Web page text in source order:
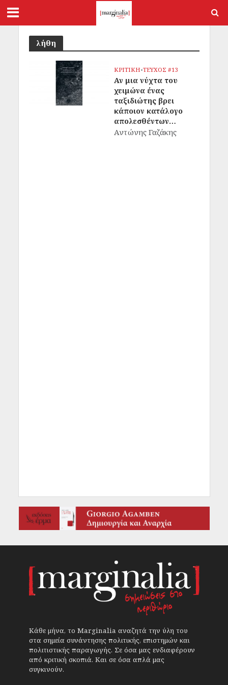
λήθη
ΚΡΙΤΙΚΗ•ΤΕΥΧΟΣ #13
Αν μια νύχτα του
χειμώνα ένας
ταξιδιώτης βρει
κάποιον κατάλογο
απολεσθέντων…
Αντώνης Γαζάκης
Κάθε μήνα, το Marginalia αναζητά την ύλη του
στα σημεία συνάντησης πολιτικής, επιστημών και
πολιτιστικής παραγωγής. Σε όσα μας ενδιαφέρουν
από κριτική σκοπιά. Και σε όσα απλά μας
συγκινούν.